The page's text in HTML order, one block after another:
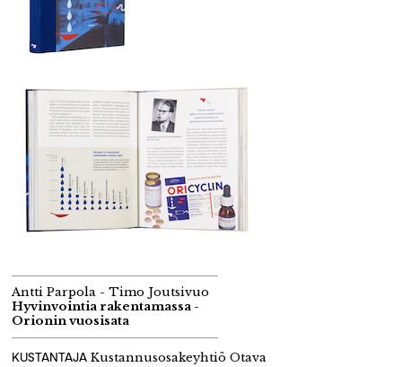
Antti Parpola - Timo Joutsivuo
Hyvinvointia rakentamassa -
Orionin vuosisata
KUSTANTAJA Kustannusosakeyhtiö Otava